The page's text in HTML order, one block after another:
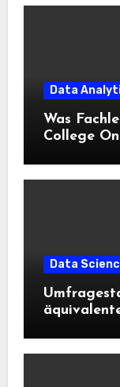
Data
Was
College
Data